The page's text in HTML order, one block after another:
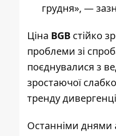
грудня», —
Ціна BGB стійко
проблеми зі
поєднувалися з
зростаючої
тренду
Останніми днями